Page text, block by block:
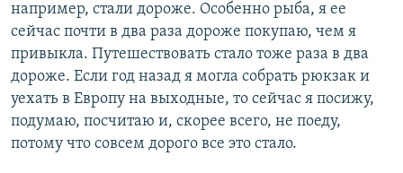
например, стали дороже. Особенно рыба, я ее
сейчас почти в два раза дороже покупаю, чем я
привыкла. Путешествовать стало тоже раза в два
дороже. Если год назад я могла собрать рюкзак и
уехать в Европу на выходные, то сейчас я посижу,
подумаю, посчитаю и, скорее всего, не поеду,
потому что совсем дорого все это стало.